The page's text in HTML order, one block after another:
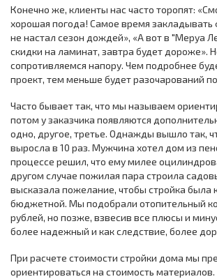
Конечно же, клиенты нас часто торопят:
хорошая погода! Самое время закладывать
не настал сезон дождей», «А вот в "Меруа
скидки на ламинат, завтра будет дороже».
сопротивляемся напору. Чем подробнее
проект, тем меньше будет разочарований
Часто бывает так, что мы называем
потом у заказчика появляются
одно, другое, третье. Однажды вышло так,
выросла в 10 раз. Мужчина хотел дом из
процессе решил, что ему милее
другом случае пожилая пара строила
высказала пожелание, чтобы стройка была
бюджетной. Мы подобрали отопительный
рублей, но позже, взвесив все плюсы и
более надежный и как следствие, более
При расчете стоимости стройки дома мы
ориентироваться на стоимость